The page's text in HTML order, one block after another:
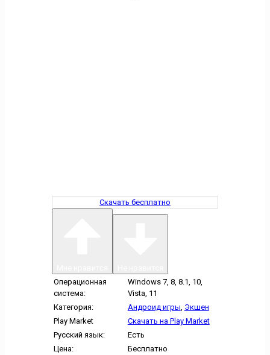
Скачать бесплатно
Операционная
система:
Windows 7, 8, 8.1, 10,
Vista, 11
Категория:
Андроид игры, Экшен
Play Market
Скачать на Play Market
Русский язык:
Есть
Цена:
Бесплатно